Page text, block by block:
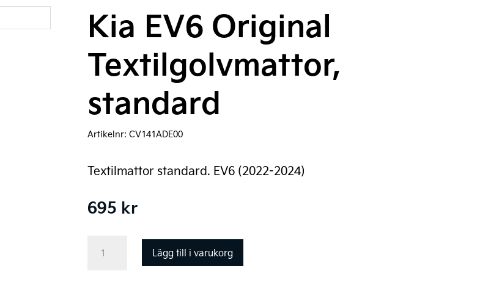
Kia EV6 Original
Textilgolvmattor,
standard
Artikelnr:CV141ADE00
Textilmattor standard. EV6 (2022-2024)
695 kr
Lägg till i varukorg